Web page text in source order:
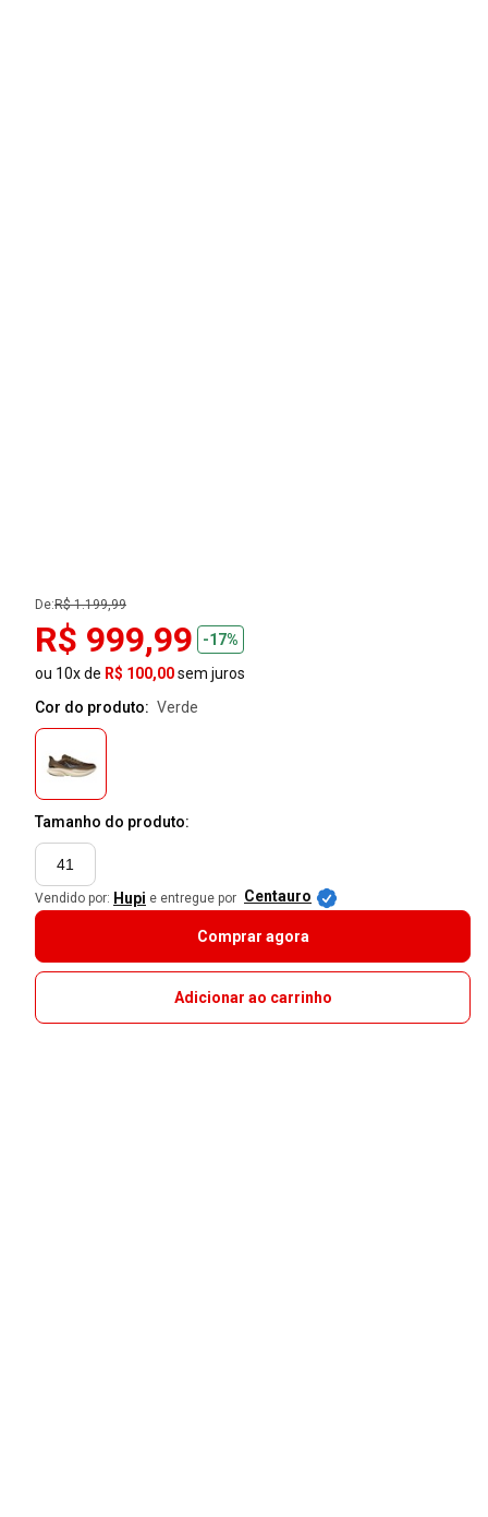
De:R$ 1.199,99
R$ 999,99
-17%
ou 10x de R$ 100,00sem juros
Cor do produto:
verde
Tamanho do produto:
41
Vendido por: Hupi e entregue por Centauro
Comprar agora
Adicionar ao carrinho